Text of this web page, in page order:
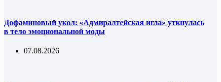
Дофаминовый укол: «Адмиралтейская игла» уткнулась
в тело эмоциональной моды
07.08.2026